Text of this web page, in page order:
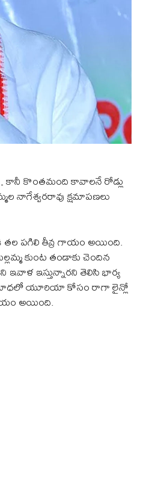
కానీ కొంతమంది కావాలనే రోడ్లు
నాగేశ్వరరావు క్షమాపణలు
తల పగిలి తీవ్ర గాయం అయింది.
కుంట తండాకు చెందిన
ఇస్తున్నారని తెలిసి భార్య
బాధలో యూరియా కోసం రాగా లైన్లో
అయింది.